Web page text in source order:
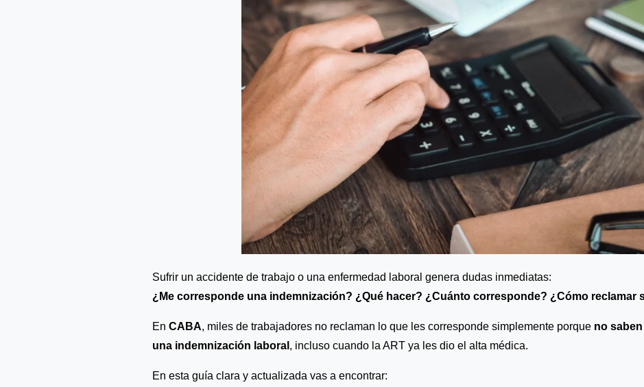
Sufrir un accidente de trabajo o una enfermedad laboral genera dudas inmediatas:
¿Me corresponde una indemnización? ¿Qué hacer? ¿Cuánto corresponde? ¿Cómo reclamar
En CABA, miles de trabajadores no reclaman lo que les corresponde simplemente porque no
una indemnización laboral , incluso cuando la ART ya les dio el alta médica.
En esta guía clara y actualizada vas a encontrar: